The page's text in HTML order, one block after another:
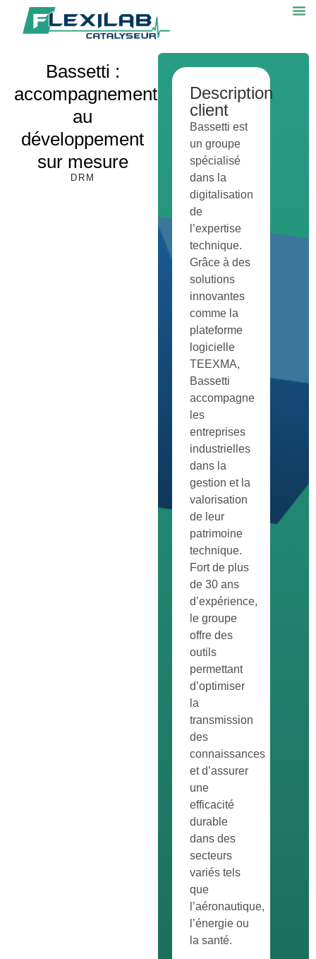
Bassetti :
accompagnement
au
développement
sur mesure
DRM
Description
client
Bassetti est
un groupe
spécialisé
dans la
digitalisation
de
l’expertise
technique.
Grâce à des
solutions
innovantes
comme la
plateforme
logicielle
TEEXMA,
Bassetti
accompagne
les
entreprises
industrielles
dans la
gestion et la
valorisation
de leur
patrimoine
technique.
Fort de plus
de 30 ans
d’expérience,
le groupe
offre des
outils
permettant
d’optimiser
la
transmission
des
connaissances
et d’assurer
une
efficacité
durable
dans des
secteurs
variés tels
que
l’aéronautique,
l’énergie ou
la santé.